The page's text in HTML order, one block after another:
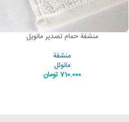
ADD TO CARTمنشفة حمام تصدير مانويل
منشفة
مانوئل
710.000تومان